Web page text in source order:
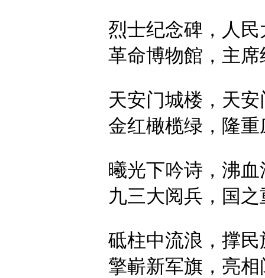
烈士纪念碑， 人
革命博物館， 主
天安门城楼， 天
金红橄榄绿， 隆
曦光下吟诗， 沸血
九三大阅兵， 国
砥柱中流浪， 撑民
擎嶄新军旗， 亮相